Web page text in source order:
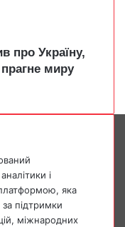
про Україну,
миру
і
яка
підтримки
міжнародних